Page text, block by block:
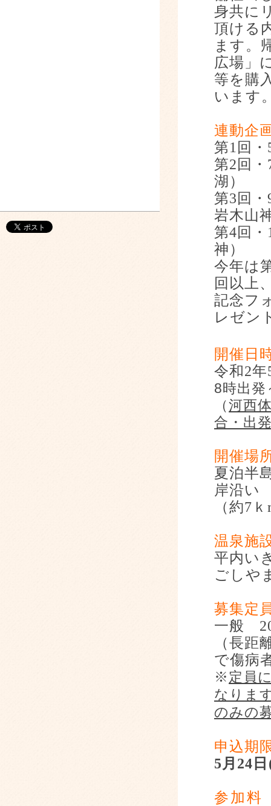
身共に
頂ける
ます。
広場」
等を購
います
連動企
第1 回・
第2 回・
湖）
第3 回・
岩木
第4回・
神）
今年は
回以上
記念フ
レゼン
開催日
令和2年
8時出発
（河西
合・出
開催場
夏泊半
岸沿い
（約7 ｋ
温泉施
平内い
ごしや
募集定
一般
（長距
で傷病
※ 定員
なりま
のみの
申込期
5 月 24 日
参加料